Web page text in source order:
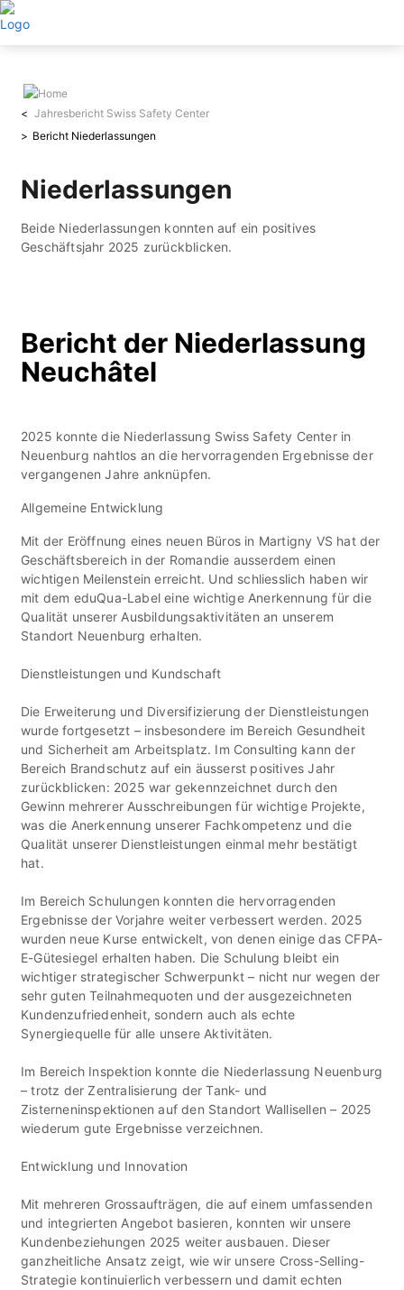
Direkt
zum
Inhalt
Jahresbericht Swiss Safety Center
Bericht Niederlassungen
Niederlassungen
Beide Niederlassungen konnten auf ein positives
Geschäftsjahr 2025 zurückblicken.
Bericht der Niederlassung
Neuchâtel
2025 konnte die Niederlassung Swiss Safety Center in
Neuenburg nahtlos an die hervorragenden Ergebnisse der
vergangenen Jahre anknüpfen.
Allgemeine Entwicklung
Mit der Eröffnung eines neuen Büros in Martigny VS hat der
Geschäftsbereich in der Romandie ausserdem einen
wichtigen Meilenstein erreicht. Und schliesslich haben wir
mit dem eduQua-Label eine wichtige Anerkennung für die
Qualität unserer Ausbildungsaktivitäten an unserem
Standort Neuenburg erhalten.
Dienstleistungen und Kundschaft
Die Erweiterung und Diversifizierung der Dienstleistungen
wurde fortgesetzt – insbesondere im Bereich Gesundheit
und Sicherheit am Arbeitsplatz. Im Consulting kann der
Bereich Brandschutz auf ein äusserst positives Jahr
zurückblicken: 2025 war gekennzeichnet durch den
Gewinn mehrerer Ausschreibungen für wichtige Projekte,
was die Anerkennung unserer Fachkompetenz und die
Qualität unserer Dienstleistungen einmal mehr bestätigt
hat.
Im Bereich Schulungen konnten die hervorragenden
Ergebnisse der Vorjahre weiter verbessert werden. 2025
wurden neue Kurse entwickelt, von denen einige das CFPA-
E-Gütesiegel erhalten haben. Die Schulung bleibt ein
wichtiger strategischer Schwerpunkt – nicht nur wegen der
sehr guten Teilnahmequoten und der ausgezeichneten
Kundenzufriedenheit, sondern auch als echte
Synergiequelle für alle unsere Aktivitäten.
Im Bereich Inspektion konnte die Niederlassung Neuenburg
– trotz der Zentralisierung der Tank- und
Zisterneninspektionen auf den Standort Wallisellen – 2025
wiederum gute Ergebnisse verzeichnen.
Entwicklung und Innovation
Mit mehreren Grossaufträgen, die auf einem umfassenden
und integrierten Angebot basieren, konnten wir unsere
Kundenbeziehungen 2025 weiter ausbauen. Dieser
ganzheitliche Ansatz zeigt, wie wir unsere Cross-Selling-
Strategie kontinuierlich verbessern und damit echten